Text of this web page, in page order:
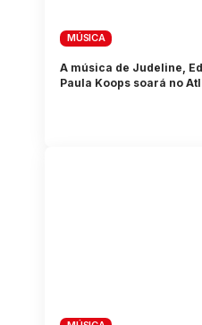
MÚSICA
A música de Judeline,
Paula Koops soará no